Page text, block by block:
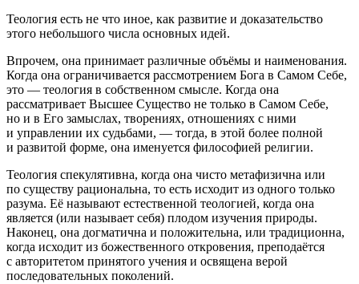
Теология есть не что иное, как развитие и доказательство
этого небольшого числа основных идей.
Впрочем, она принимает различные объёмы и наименования.
Когда она ограничивается рассмотрением Бога в Самом Себе,
это — теология в собственном смысле. Когда она
рассматривает Высшее Существо не только в Самом Себе,
но и в Его замыслах, творениях, отношениях с ними
и управлении их судьбами, — тогда, в этой более полной
и развитой форме, она именуется философией религии.
Теология спекулятивна, когда она чисто метафизична или
по существу рациональна, то есть исходит из одного только
разума. Её называют естественной теологией, когда она
является (или называет себя) плодом изучения природы.
Наконец, она догматична и положительна, или традиционна,
когда исходит из божественного откровения, преподаётся
с авторитетом принятого учения и освящена верой
последовательных поколений.